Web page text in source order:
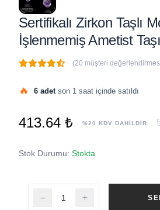
Sertifikalı Zirkon Taşlı
İşlenmemiş Ametist
(20 müşteri
🔥 6 adet son 1 saat içinde satıldı
413.64 ₺ %20 KDV DAHİLDİR
Stok Durumu: Stokta